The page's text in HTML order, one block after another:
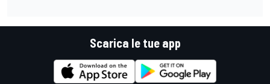
Scarica le tue app